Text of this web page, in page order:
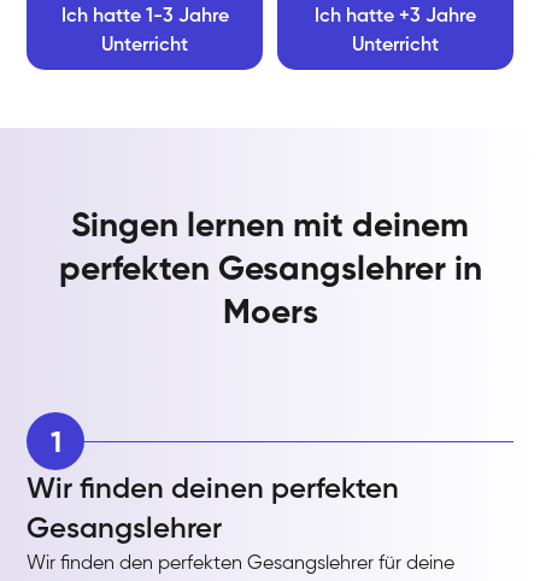
Ich hatte 1-3 Jahre
Unterricht
Ich hatte +3 Jahre
Unterricht
Singen lernen mit deinem
perfekten Gesangslehrer in
Moers
1
Wir finden deinen perfekten
Gesangslehrer
Wir finden den perfekten Gesangslehrer für deine